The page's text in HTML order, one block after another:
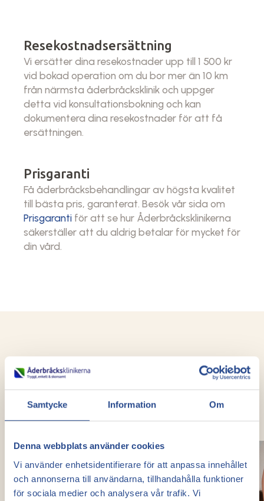
Samtycke Information Om
Denna webbplats använder cookies
Vi använder enhetsidentifierare för att anpassa innehållet
och annonserna till användarna, tillhandahålla funktioner
för sociala medier och analysera vår trafik. Vi
Resekostnadsersättning
Vi ersätter dina resekostnader upp till 1 500 kr
vid bokad operation om du bor mer än 10 km
från närmsta åderbråcksklinik och uppger
detta vid konsultationsbokning och kan
dokumentera dina resekostnader för att få
ersättningen.
Prisgaranti
Få åderbråcksbehandlingar av högsta kvalitet
till bästa pris, garanterat. Besök vår sida om
Prisgaranti för att se hur Åderbråcksklinikerna
säkerställer att du aldrig betalar för mycket för
din vård.
Resultat hos våra
tidigare patienter